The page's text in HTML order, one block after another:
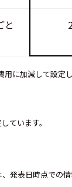
と
に加減して設定し
ています。
発表日時点での